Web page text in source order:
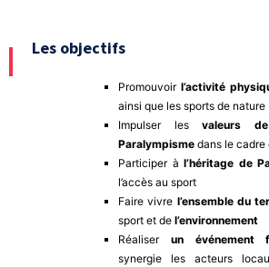
Les objectifs
Promouvoirl’activité
ainsi que les sports de nature
Impulser lesvaleurs
Paralympisme dans le cadre
Participer àl’héritage de
l’accès au sport
Faire vivre l’ensemble du
sport et de l’environnement
Réaliser un événement
synergie les acteurs